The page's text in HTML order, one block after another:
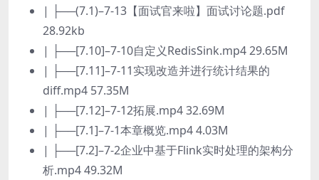
| ├──(7.1)–7-13【面试官来啦】面试讨论题.pdf
28.92kb
| ├──[7.10]–7-10自定义RedisSink.mp4 29.65M
| ├──[7.11]–7-11实现改造并进行统计结果的
diff.mp4 57.35M
| ├──[7.12]–7-12拓展.mp4 32.69M
| ├──[7.1]–7-1本章概览.mp4 4.03M
| ├──[7.2]–7-2企业中基于Flink实时处理的架构分
析.mp4 49.32M